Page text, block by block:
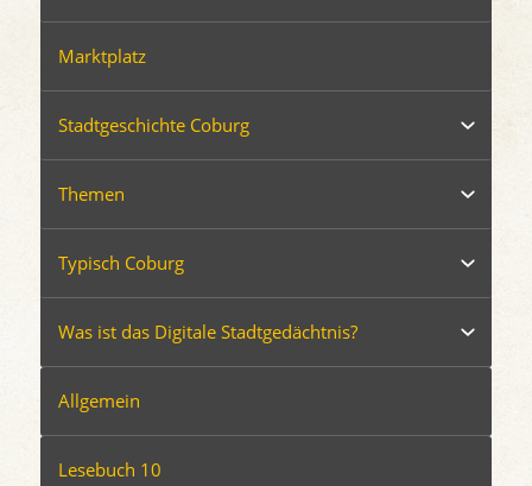
Marktplatz
Stadtgeschichte Coburg
Themen
Typisch Coburg
Was ist das Digitale Stadtgedächtnis?
Allgemein
Lesebuch 10